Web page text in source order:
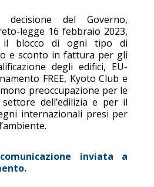
del Governo,
legge 16 febbraio 2023,
il blocco di ogni tipo di
e sconto in fattura per gli
degli edifici, EU-
FREE, Kyoto Club e
preoccupazione per le
dell’edilizia e per il
internazionali presi per
inviata a